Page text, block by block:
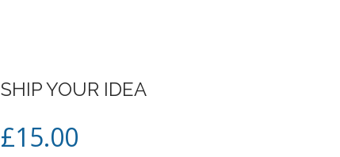
SHIP YOUR IDEA
£15.00